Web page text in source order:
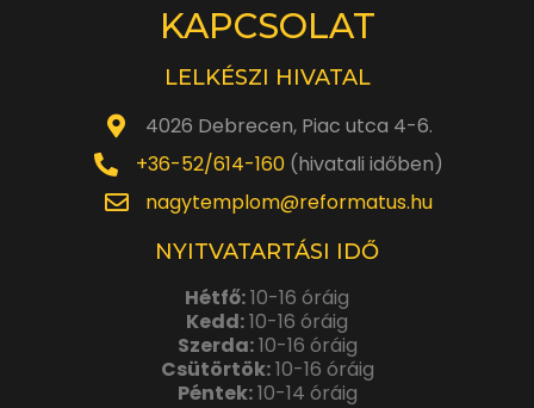
KAPCSOLAT
LELKÉSZI HIVATAL
4026 Debrecen, Piac utca 4-6.
+36-52/614-160(hivatali időben)
nagytemplom@reformatus.hu
NYITVATARTÁSI IDŐ
Hétfő:10-16 óráig
Kedd:10-16 óráig
Szerda:10-16 óráig
Csütörtök:10-16 óráig
Péntek:10-14 óráig